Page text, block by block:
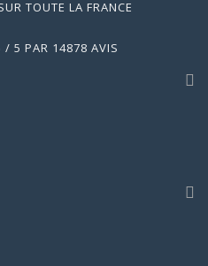
TOUTE LA FRANCE
/ 5 PAR 14878 AVIS